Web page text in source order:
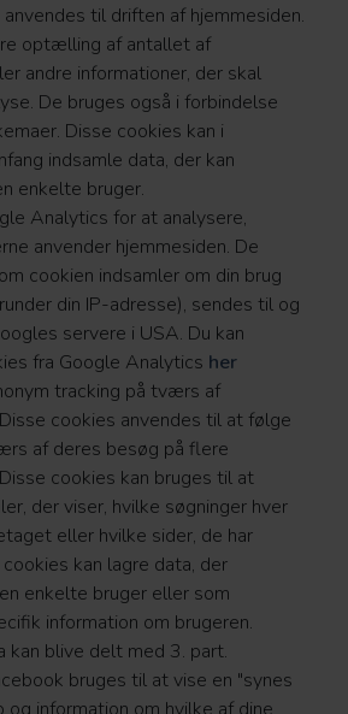
til driften af hjemmesiden.
optælling af antallet af
andre informationer, der skal
De bruges også i forbindelse
Disse cookies kan i
indsamle data, der kan
enkelte bruger.
Analytics for at analysere,
anvender hjemmesiden. De
cookien indsamler om din brug
din IP-adresse), sendes til og
servere i USA. Du kan
fra Google Analytics her
tracking på tværs af
cookies anvendes til at følge
af deres besøg på flere
cookies kan bruges til at
der viser, hvilke søgninger hver
eller hvilke sider, de har
kan lagre data, der
enkelte bruger eller som
information om brugeren.
kan blive delt med 3. part.
bruges til at vise en "synes